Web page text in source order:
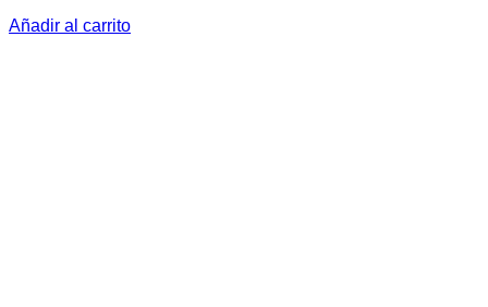
Añadir al carrito